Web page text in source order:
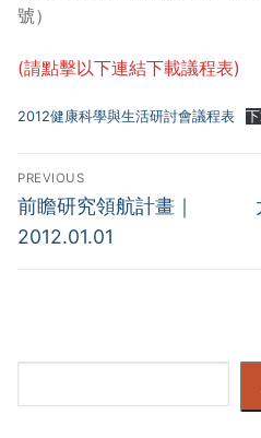
號）
(請點擊以下連結下載議程表)
2012健康科學與生活研討會議程表
Post
navigation
PREVIOUS
Previous
post:
前瞻研究領航計畫｜
2012.01.01